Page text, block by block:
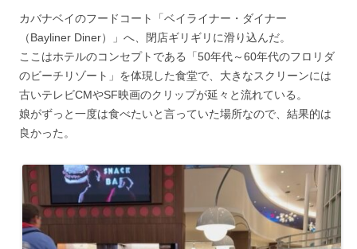
カバナベイのフードコート「ベイライナー・ダイナー
（Bayliner Diner）」へ、閉店ギリギリに滑り込んだ。
ここはホテルのコンセプトである「50年代～60年代のフロリダ
のビーチリゾート」を体現した食堂で、大きなスクリーンには
古いテレビCMやSF映画のクリップが延々と流れている。
娘がずっと一度は食べたいと言っていた場所なので、結果的は
良かった。